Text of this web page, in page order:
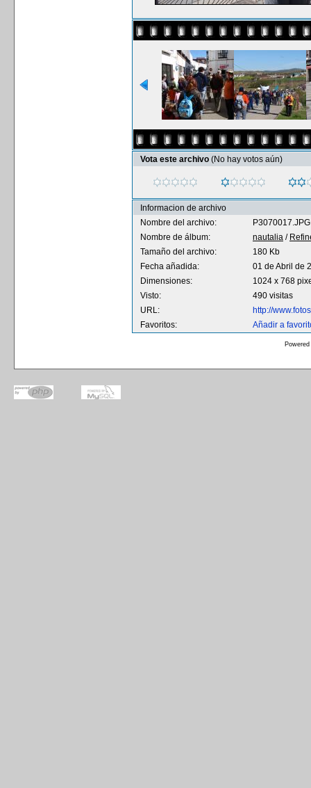
Vota este archivo (No hay votos aún)
Informacion de archivo
Nombre del archivo:
P3070017.JPG
Nombre de álbum:
nautalia /
Tamaño del archivo:
180 Kb
Fecha añadida:
01 de Abril de
Dimensiones:
1024 x 768
Visto:
490 visitas
URL:
http://
Favoritos:
Añadir a